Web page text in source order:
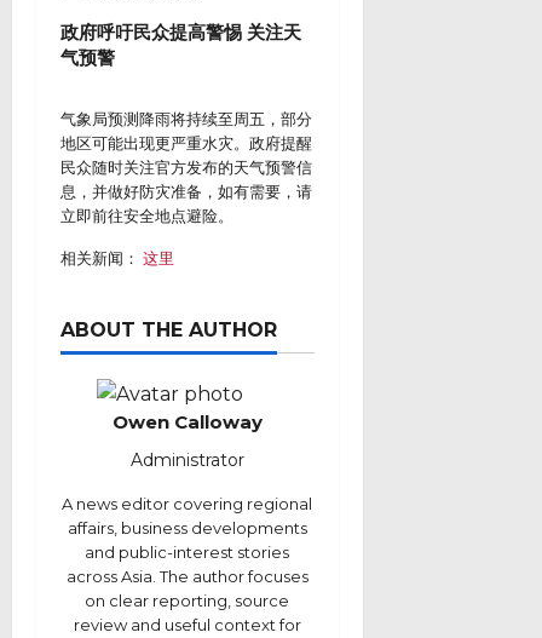
政府呼吁民众提高警惕 关注天
气预警
气象局预测降雨将持续至周五，部分
地区可能出现更严重水灾。政府提醒
民众随时关注官方发布的天气预警信
息，并做好防灾准备，如有需要，请
立即前往安全地点避险。
相关新闻： 这里
ABOUT THE AUTHOR
Owen Calloway
Administrator
A news editor covering regional
affairs, business developments
and public-interest stories
across Asia. The author focuses
on clear reporting, source
review and useful context for